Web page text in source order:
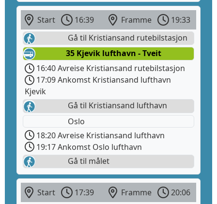
Start 16:39 Framme
19:33
Gå til Kristiansand rutebilstasjon
35 Kjevik lufthavn - Tveit
16:40 Avreise Kristiansand rutebilstasjon
17:09 Ankomst Kristiansand lufthavn
Kjevik
Gå til Kristiansand lufthavn
Oslo
18:20 Avreise Kristiansand lufthavn
19:17 Ankomst Oslo lufthavn
Gå til målet
Start 17:39 Framme
20:06